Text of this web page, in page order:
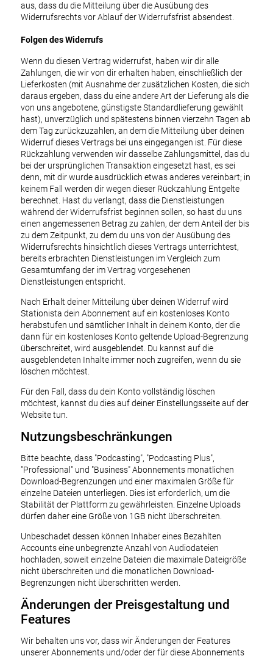
aus, dass du die Mitteilung über die Ausübung des
Widerrufsrechts vor Ablauf der Widerrufsfrist absendest.
Folgen des Widerrufs
Wenn du diesen Vertrag widerrufst, haben wir dir alle
Zahlungen, die wir von dir erhalten haben, einschließlich der
Lieferkosten (mit Ausnahme der zusätzlichen Kosten, die sich
daraus ergeben, dass du eine andere Art der Lieferung als die
von uns angebotene, günstigste Standardlieferung gewählt
hast), unverzüglich und spätestens binnen vierzehn Tagen ab
dem Tag zurückzuzahlen, an dem die Mitteilung über deinen
Widerruf dieses Vertrags bei uns eingegangen ist. Für diese
Rückzahlung verwenden wir dasselbe Zahlungsmittel, das du
bei der ursprünglichen Transaktion eingesetzt hast, es sei
denn, mit dir wurde ausdrücklich etwas anderes vereinbart; in
keinem Fall werden dir wegen dieser Rückzahlung Entgelte
berechnet. Hast du verlangt, dass die Dienstleistungen
während der Widerrufsfrist beginnen sollen, so hast du uns
einen angemessenen Betrag zu zahlen, der dem Anteil der bis
zu dem Zeitpunkt, zu dem du uns von der Ausübung des
Widerrufsrechts hinsichtlich dieses Vertrags unterrichtest,
bereits erbrachten Dienstleistungen im Vergleich zum
Gesamtumfang der im Vertrag vorgesehenen
Dienstleistungen entspricht.
Nach Erhalt deiner Mitteilung über deinen Widerruf wird
Stationista dein Abonnement auf ein kostenloses Konto
herabstufen und sämtlicher Inhalt in deinem Konto, der die
dann für ein kostenloses Konto geltende Upload-Begrenzung
überschreitet, wird ausgeblendet. Du kannst auf die
ausgeblendeten Inhalte immer noch zugreifen, wenn du sie
löschen möchtest.
Für den Fall, dass du dein Konto vollständig löschen
möchtest, kannst du dies auf deiner Einstellungsseite auf der
Website tun.
Nutzungsbeschränkungen
Bitte beachte, dass "Podcasting", "Podcasting Plus",
"Professional" und "Business" Abonnements monatlichen
Download-Begrenzungen und einer maximalen Größe für
einzelne Dateien unterliegen. Dies ist erforderlich, um die
Stabilität der Plattform zu gewährleisten. Einzelne Uploads
dürfen daher eine Größe von 1GB nicht überschreiten.
Unbeschadet dessen können Inhaber eines Bezahlten
Accounts eine unbegrenzte Anzahl von Audiodateien
hochladen, soweit einzelne Dateien die maximale Dateigröße
nicht überschreiten und die monatlichen Download-
Begrenzungen nicht überschritten werden.
Änderungen der Preisgestaltung und
Features
Wir behalten uns vor, dass wir Änderungen der Features
unserer Abonnements und/oder der für diese Abonnements